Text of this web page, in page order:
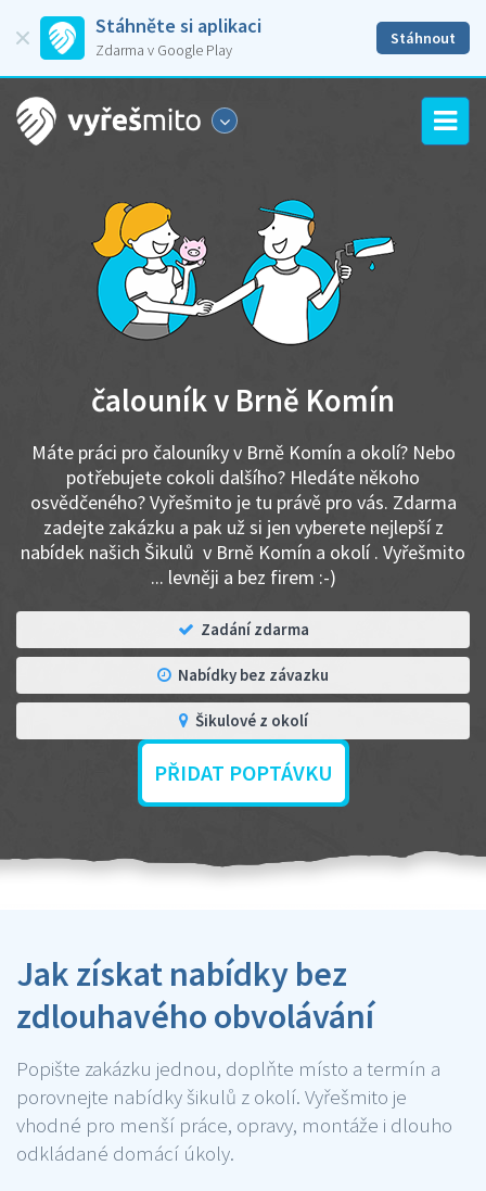
Stáhněte si aplikaci
Zdarma v Google Play
Stáhnout
čalouník v Brně Komín
Máte práci pro čalouníky v Brně Komín a okolí? Nebo
potřebujete cokoli dalšího? Hledáte někoho
osvědčeného? Vyřešmito je tu právě pro vás. Zdarma
zadejte zakázku a pak už si jen vyberete nejlepší z
nabídek našich Šikulů v Brně Komín a okolí . Vyřešmito
... levněji a bez firem :-)
Zadání zdarma
Nabídky bez závazku
Šikulové z okolí
PŘIDAT POPTÁVKU
Jak získat nabídky bez
zdlouhavého obvolávání
Popište zakázku jednou, doplňte místo a termín a
porovnejte nabídky šikulů z okolí. Vyřešmito je
vhodné pro menší práce, opravy, montáže i dlouho
odkládané domácí úkoly.